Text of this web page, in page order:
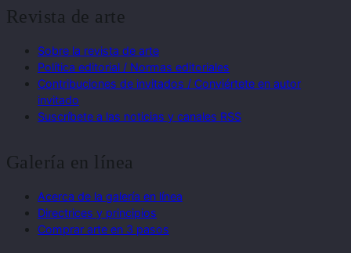
Revista de arte
Sobre la revista de arte
Política editorial / Normas editoriales
Contribuciones de invitados / Conviértete en autor
invitado
Suscríbete a las noticias y canales RSS
Galería en línea
Acerca de la galería en línea
Directrices y principios
Comprar arte en 3 pasos